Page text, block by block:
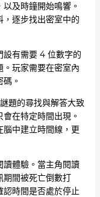
及時鐘開始鳴響。
逐步找出密室中的
設有需要 4 位數字的
玩家需要在密室內
。
題的尋找與解答大致
在特定時間出現。
中建立時間線，更
體驗。當主角閱讀
期間被死亡倒數打
時間是否處於停止